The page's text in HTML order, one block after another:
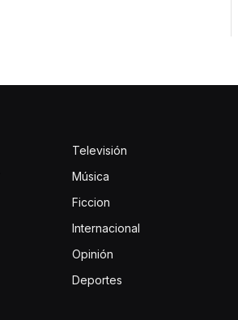
Televisión
Música
Ficcion
Internacional
Opinión
Deportes